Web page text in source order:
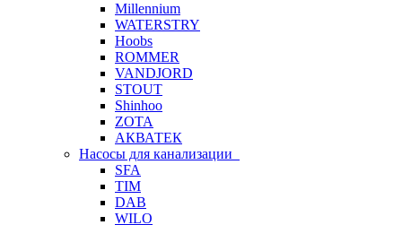
Millennium
WATERSTRY
Hoobs
ROMMER
VANDJORD
STOUT
Shinhoo
ZOTA
АКВАТЕК
Насосы для канализации
SFA
TIM
DAB
WILO